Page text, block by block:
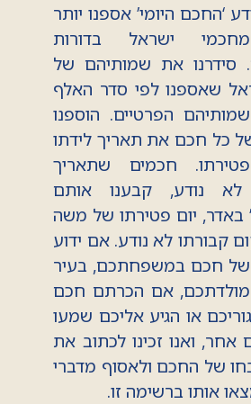
‘החכם היומי’ אספנו יותר
ישראל בדורות
סידרנו את שמותיהם של
שאספנו לפי סדר האלף
הפרטיים. הוספנו
כל חכם את תאריך לידתו
חכמים שתאריך
לא נודע, קבענו אותם
באדר, יום פטירתו של משה
קבורתו לא נודע. אם ידוע
חכם במשפחתכם, בעיר
אם הכרתם חכם
או הגיע אליכם שמעו
ואנו זכינו לכתוב את
של החכם ולאסוף מדברי
אותו ברשימה זו.